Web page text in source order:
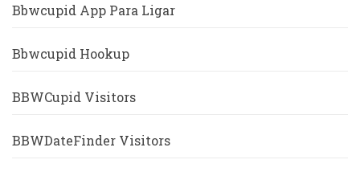
Bbwcupid App Para Ligar
Bbwcupid Hookup
BBWCupid Visitors
BBWDateFinder Visitors